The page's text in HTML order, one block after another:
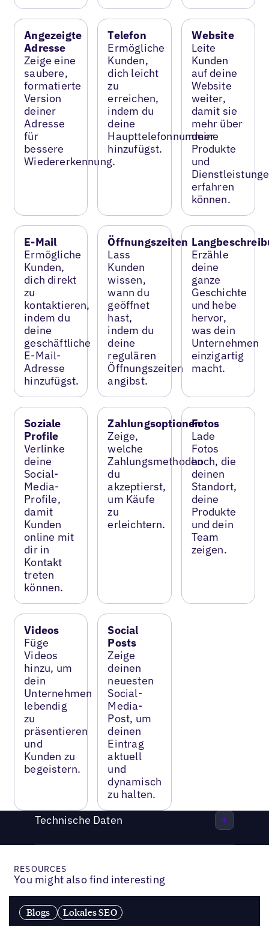
Angezeigte
Adresse
Zeige eine
saubere,
formatierte
Version
deiner
Adresse
für
bessere
Wiedererkennung.
Telefon
Ermögliche
Kunden,
dich leicht
zu
erreichen,
indem du
deine
Haupttelefonnummer
hinzufügst.
Website
Leite
Kunden
auf deine
Website
weiter,
damit sie
mehr über
deine
Produkte
und
erfahren
können.
E-Mail
Ermögliche
Kunden,
dich direkt
zu
kontaktieren,
indem du
deine
geschäftliche
E-Mail-
Adresse
hinzufügst.
Öffnungszeiten
Lass
Kunden
wissen,
wann du
geöffnet
hast,
indem du
deine
regulären
Öffnungszeiten
angibst.
Erzähle
deine
ganze
Geschichte
und hebe
hervor,
was dein
Unternehmen
einzigartig
macht.
Soziale
Profile
Verlinke
deine
Social-
Media-
Profile,
damit
Kunden
online mit
dir in
Kontakt
treten
können.
Zahlungsoptionen
Zeige,
welche
Zahlungsmethoden
du
akzeptierst,
um Käufe
zu
erleichtern.
Fotos
Lade
Fotos
hoch, die
deinen
Standort,
deine
Produkte
und dein
Team
zeigen.
Videos
Füge
Videos
hinzu, um
dein
Unternehmen
lebendig
zu
präsentieren
und
Kunden zu
begeistern.
Social
Posts
Zeige
deinen
neuesten
Social-
Media-
Post, um
deinen
Eintrag
aktuell
und
dynamisch
zu halten.
Technische Daten
RESOURCES
You might also find interesting
Blogs Lokales SEO